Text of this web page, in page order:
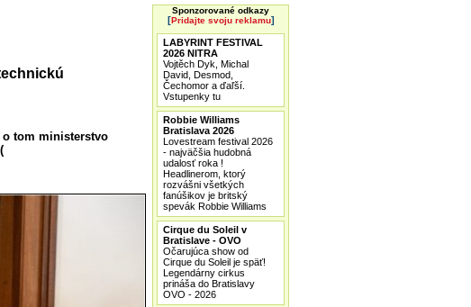
tom ministerstvo
Sponzorované odkazy
[Pridajte svoju reklamu]
LABYRINT FESTIVAL
2026 NITRA
Vojtěch Dyk, Michal
David, Desmod,
Čechomor a ďaľší.
Vstupenky tu
Robbie Williams
Bratislava 2026
Lovestream festival 2026
- najväčšia hudobná
udalosť roka !
Headlinerom, ktorý
rozvášni všetkých
fanúšikov je britský
spevák Robbie Williams
Cirque du Soleil v
Bratislave - OVO
Očarujúca show od
Cirque du Soleil je späť!
Legendárny cirkus
prináša do Bratislavy
OVO - 2026